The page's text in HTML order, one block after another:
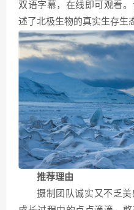
双语字幕，在线即可观看
述了北极生物的真实生存生
推荐理由
摄制团队诚实又不乏